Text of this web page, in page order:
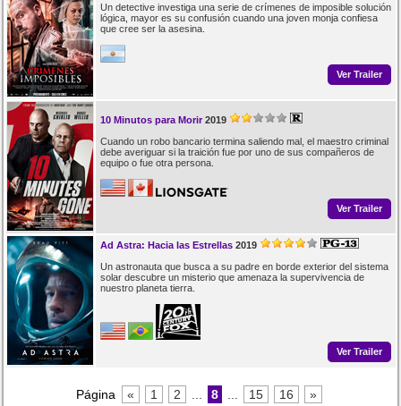
Un detective investiga una serie de crímenes de imposible solución
lógica, mayor es su confusión cuando una joven monja confiesa
que cree ser la asesina.
Ver Trailer
10 Minutos para Morir 2019
Cuando un robo bancario termina saliendo mal, el maestro criminal
debe averiguar si la traición fue por uno de sus compañeros de
equipo o fue otra persona.
Ver Trailer
Ad Astra: Hacia las Estrellas 2019
Un astronauta que busca a su padre en borde exterior del sistema
solar descubre un misterio que amenaza la supervivencia de
nuestro planeta tierra.
Ver Trailer
Página « 1 2 8 15 16 »